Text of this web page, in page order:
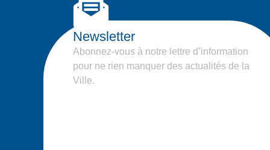
Newsletter
Abonnez-vous à notre lettre d’information
pour ne rien manquer des actualités de la
Ville.